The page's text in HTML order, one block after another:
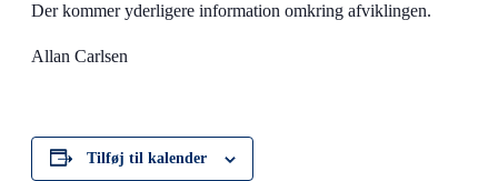
Der kommer yderligere information omkring afviklingen.
Allan Carlsen
Tilføj til kalender